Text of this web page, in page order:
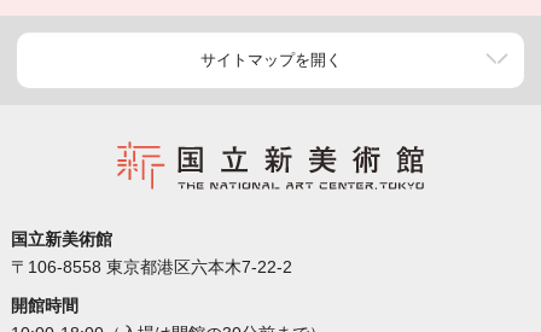
サイトマップを開く
国立新美術館
〒106-8558 東京都港区六本木7-22-2
開館時間